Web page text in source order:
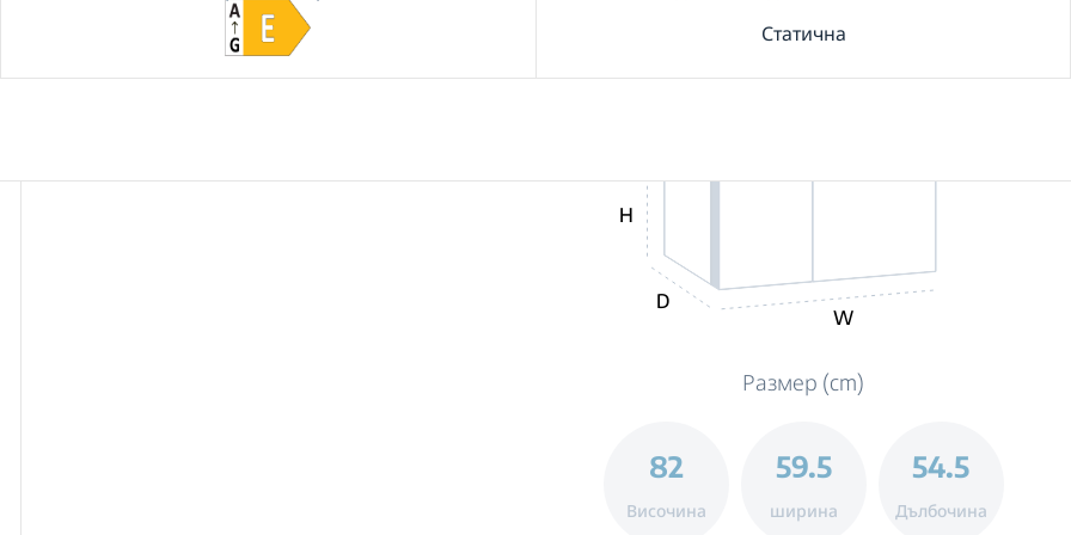
Статична
H
D
W
Размер (cm)
82
Височина
59.5
ширина
54.5
Дълбочина